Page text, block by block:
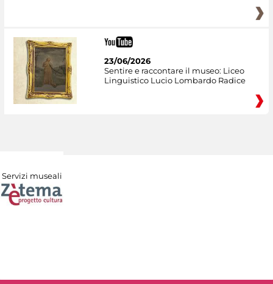
23/06/2026
Sentire e raccontare il museo: Liceo
Linguistico Lucio Lombardo Radice
Servizi museali